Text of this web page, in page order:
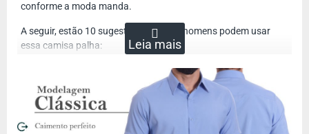
conforme a moda manda.
A seguir, estão 10 sugestões de como homens podem usar
essa camisa palha:
Com jeans escuros: Use sua camisa palha com um jeans
escuro para um visual casual elegante. Adicione um
cinto de couro e sapatos de couro para completar o
visual.
Com shorts coloridos: Combine sua camisa palha com